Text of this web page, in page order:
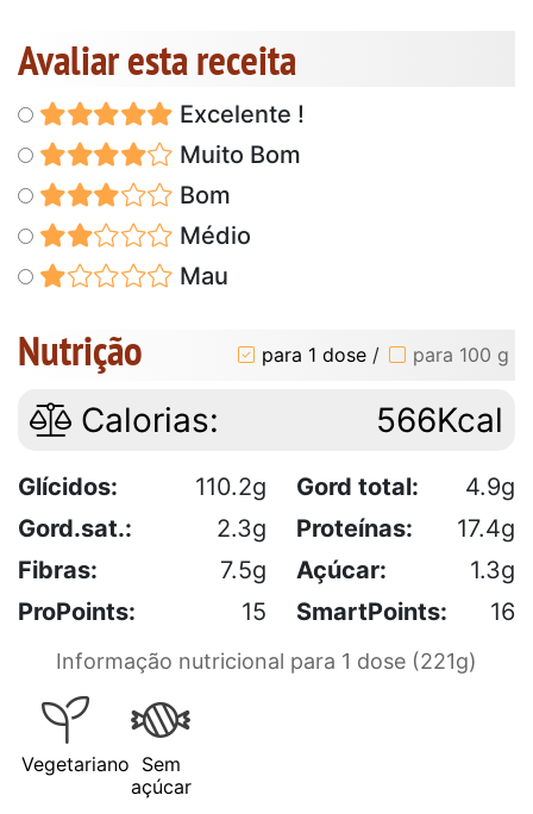
Avaliar esta receita
Excelente !
Muito Bom
Bom
Médio
Mau
Nutrição para 1 dose / para 100 g
Calorias: 566Kcal
Glícidos: 110.2g Gord total:
4.9g
Gord.sat.:
2.3g Proteínas:
17.4g
Fibras:
7.5g Açúcar:
1.3g
ProPoints:
15 SmartPoints: 16
Informação nutricional para 1 dose (221g)
Vegetariano Sem
açúcar